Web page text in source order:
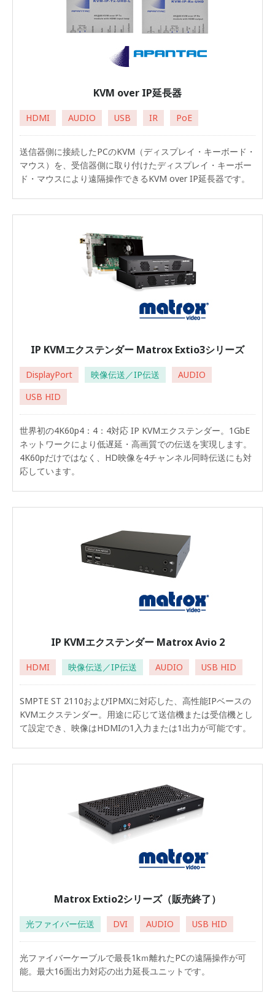
KVM over IP延長器
HDMI AUDIO USB IR PoE
送信器側に接続したPCのKVM（ディスプレイ・キーボード・
マウス）を、受信器側に取り付けたディスプレイ・キーボー
ド・マウスにより遠隔操作できるKVM over IP延長器です。
IP KVMエクステンダー Matrox Extio3シリーズ
DisplayPort 映像伝送／IP伝送
AUDIO
USB HID
世界初の4K60p4：4：4対応 IP KVMエクステンダー。1GbE
ネットワークにより低遅延・高画質での伝送を実現します。
4K60pだけではなく、HD映像を4チャンネル同時伝送にも対
応しています。
IP KVMエクステンダー Matrox Avio 2
HDMI 映像伝送／IP伝送 AUDIO USB HID
SMPTE ST 2110およびIPMXに対応した、高性能IPベースの
KVMエクステンダー。用途に応じて送信機または受信機とし
て設定でき、映像はHDMIの1入力または1出力が可能です。
Matrox Extio2シリーズ（販売終了）
光ファイバー伝送 DVI AUDIO USB HID
光ファイバーケーブルで最長1kｍ離れたPCの遠隔操作が可
能。最大16面出力対応の出力延長ユニットです。